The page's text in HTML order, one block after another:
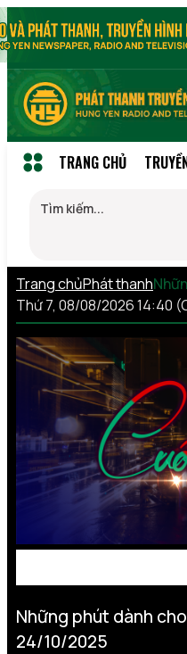
TRANG CHỦ
Trang chủPhát thanh
Thứ 7, 08/08/2026 14:40
Những phút dành
24/10/2025